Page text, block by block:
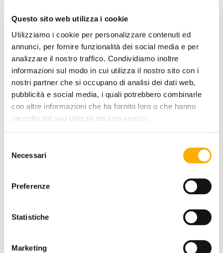
Questo sito web utilizza i cookie
Utilizziamo i cookie per personalizzare contenuti ed
annunci, per fornire funzionalità dei social media e per
analizzare il nostro traffico. Condividiamo inoltre
informazioni sul modo in cui utilizza il nostro sito con i
nostri partner che si occupano di analisi dei dati web,
pubblicità e social media, i quali potrebbero combinarle
con altre informazioni che ha fornito loro o che hanno
raccolto dal suo utilizzo dei loro servizi.
delNecessari
Preferenze
Statistiche
Marketing
COLORE:
RICHIEDI PREVENTIVO